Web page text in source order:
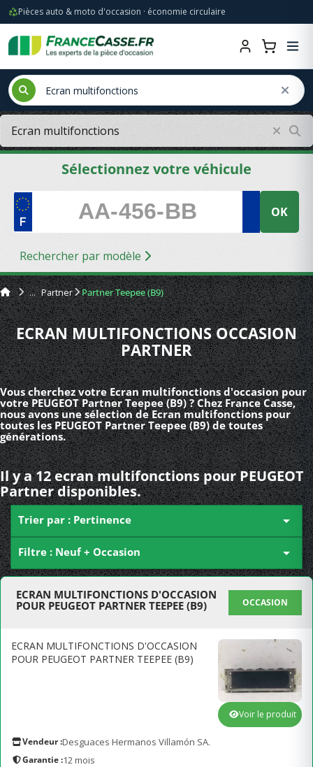
Pièces auto & moto d'occasion · économie circulaire
Sélectionnez votre véhicule
OK
Rechercher par modèle
Partner Partner Teepee (B9)
ECRAN MULTIFONCTIONS OCCASION
PARTNER
Vous cherchez votre Ecran multifonctions d'occasion pour
votre PEUGEOT Partner Teepee (B9) ? Chez France Casse,
nous avons une sélection de Ecran multifonctions pour
toutes les PEUGEOT Partner Teepee (B9) de toutes
générations.
Il y a 12 ecran multifonctions pour PEUGEOT
Partner disponibles.
Trier par : Pertinence 
Filtre : Neuf + Occasion 
ECRAN MULTIFONCTIONS D'OCCASION
POUR PEUGEOT PARTNER TEEPEE (B9)
OCCASION
ECRAN MULTIFONCTIONS D'OCCASION
POUR PEUGEOT PARTNER TEEPEE (B9)
Vendeur :Desguaces Hermanos Villamón SA.
Garantie :12 mois
Voir le produit